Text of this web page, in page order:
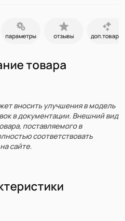
параметры отзывы доп.товары
товара
вносить улучшения в модель
в документации. Внешний вид
поставляемого в
соответствовать
сайте.